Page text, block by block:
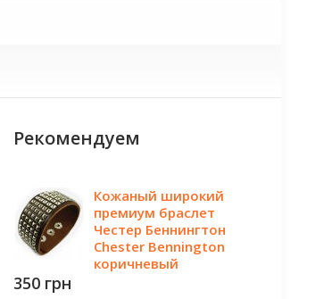
Рекомендуем
Кожаный широкий
премиум браслет
Честер Беннингтон
Chester Bennington
коричневый
350 грн